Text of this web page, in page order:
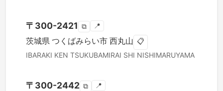
〒 300-2421 ⧉ 📍
茨城県 つくばみらい市 西丸山 📋
IBARAKI KEN TSUKUBAMIRAI SHI NISHIMARUYAMA
〒 300-2442 ⧉ 📍